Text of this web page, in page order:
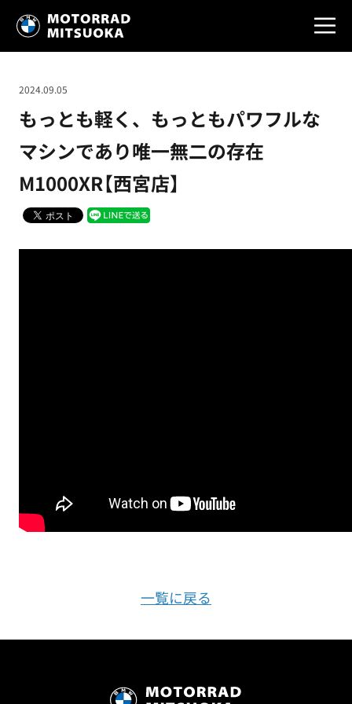
もっとも軽く、もっともパワフルな
マシンであり唯一無二の存在
M1000XR【西宮店】
2024.09.05
一覧に戻る